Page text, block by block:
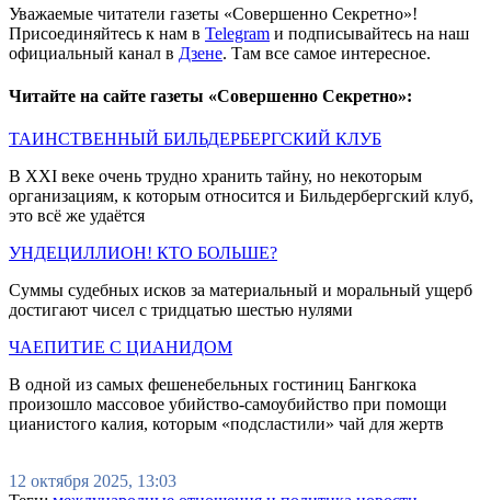
Уважаемые читатели газеты «Совершенно Секретно»!
Присоединяйтесь к нам в Telegram и подписывайтесь на наш
официальный канал в Дзене. Там все самое интересное.
Читайте на сайте газеты «Совершенно Секретно»:
ТАИНСТВЕННЫЙ БИЛЬДЕРБЕРГСКИЙ КЛУБ
В XXI веке очень трудно хранить тайну, но некоторым
организациям, к которым относится и Бильдербергский клуб,
это всё же удаётся
УНДЕЦИЛЛИОН! КТО БОЛЬШЕ?
Суммы судебных исков за материальный и моральный ущерб
достигают чисел с тридцатью шестью нулями
ЧАЕПИТИЕ С ЦИАНИДОМ
В одной из самых фешенебельных гостиниц Бангкока
произошло массовое убийство-самоубийство при помощи
цианистого калия, которым «подсластили» чай для жертв
12 октября 2025, 13:03